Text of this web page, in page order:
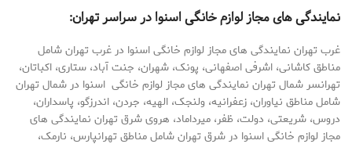
نمایندگی های مجاز لوازم خانگی اسنوا در سراسر تهران:
غرب تهران نمایندگی های مجاز لوازم خانگی اسنوا در غرب تهران شامل
مناطق کاشانی، اشرفی اصفهانی، پونک، شهران، جنت آباد، ستاری، اکباتان،
تهرانسر شمال تهران نمایندگی های مجاز لوازم خانگی اسنوا در شمال تهران
شامل مناطق نیاوران، زعفرانیه، ولنجک، الهیه، جردن، اندرزگو، پاسداران،
دروس، شریعتی، دولت، ظفر، میرداماد، هروی شرق تهران نمایندگی های
مجاز لوازم خانگی اسنوا در شرق تهران شامل مناطق تهرانپارس، نارمک،